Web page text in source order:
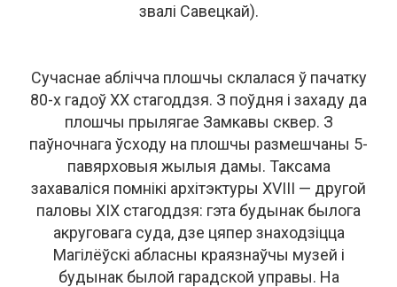
звалі Савецкай).
Сучаснае аблічча плошчы склалася ў пачатку
80-х гадоў XX стагоддзя. З поўдня і захаду да
плошчы прылягае Замкавы сквер. З
паўночнага ўсходу на плошчы размешчаны 5-
павярховыя жылыя дамы. Таксама
захаваліся помнікі архітэктуры XVIII — другой
паловы XIX стагоддзя: гэта будынак былога
акруговага суда, дзе цяпер знаходзіцца
Магілёўскі абласны краязнаўчы музей і
будынак былой гарадской управы. На